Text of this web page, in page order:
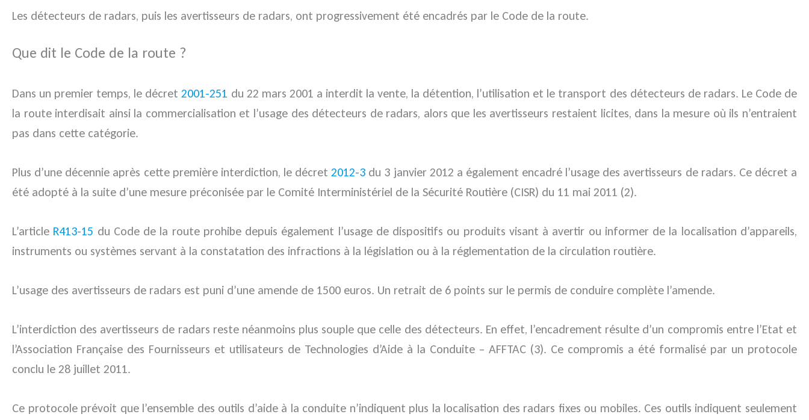
Les détecteurs de radars, puis les avertisseurs de radars, ont progressivement été encadrés par le Code de la route.
Que dit le Code de la route ?
Dans un premier temps, le décret2001-251 du 22 mars 2001 a interdit la vente, la détention, l’utilisation et le transport des détecteurs de radars. Le Code de
la route interdisait ainsi la commercialisation et l’usage des détecteurs de radars, alors que les avertisseurs restaient licites, dans la mesure où ils n’entraient
pas dans cette catégorie.
Plus d’une décennie après cette première interdiction, le décret2012-3 du 3 janvier 2012 a également encadré l’usage des avertisseurs de radars. Ce décret a
été adopté à la suite d’une mesure préconisée par le Comité Interministériel de la Sécurité Routière (CISR) du 11 mai 2011 (2).
L’article R413-15 du Code de la route prohibe depuis également l’usage de dispositifs ou produits visant à avertir ou informer de la localisation d’appareils,
instruments ou systèmes servant à la constatation des infractions à la législation ou à la réglementation de la circulation routière.
L’usage des avertisseurs de radars est puni d’une amende de 1500 euros. Un retrait de 6 points sur le permis de conduire complète l’amende.
L’interdiction des avertisseurs de radars reste néanmoins plus souple que celle des détecteurs. En effet, l’encadrement résulte d’un compromis entre l’Etat et
l’Association Française des Fournisseurs et utilisateurs de Technologies d’Aide à la Conduite – AFFTAC (3). Ce compromis a été formalisé par un protocole
conclu le 28 juillet 2011.
Ce protocole prévoit que l’ensemble des outils d’aide à la conduite n’indiquent plus la localisation des radars fixes ou mobiles. Ces outils indiquent seulement